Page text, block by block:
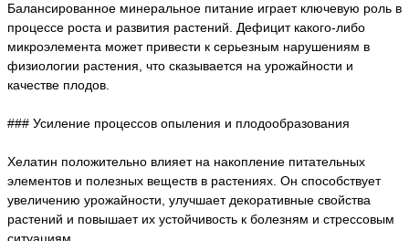
Балансированное минеральное питание играет ключевую роль в
процессе роста и развития растений. Дефицит какого-либо
микроэлемента может привести к серьезным нарушениям в
физиологии растения, что сказывается на урожайности и
качестве плодов.
### Усиление процессов опыления и плодообразования
Хелатин положительно влияет на накопление питательных
элементов и полезных веществ в растениях. Он способствует
увеличению урожайности, улучшает декоративные свойства
растений и повышает их устойчивость к болезням и стрессовым